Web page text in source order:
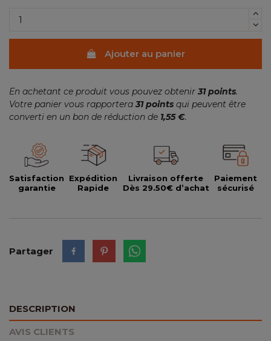
Ajouter au panier
En achetant ce produit vous pouvez obtenir 31 points.
Votre panier vous rapportera 31points qui peuvent être
converti en un bon de réduction de 1,55 €.
Satisfaction
garantie
Expédition
Rapide
Livraison offerte
Dès 29.50€ d’achat
Paiement
sécurisé
Partager
DESCRIPTION
AVIS CLIENTS